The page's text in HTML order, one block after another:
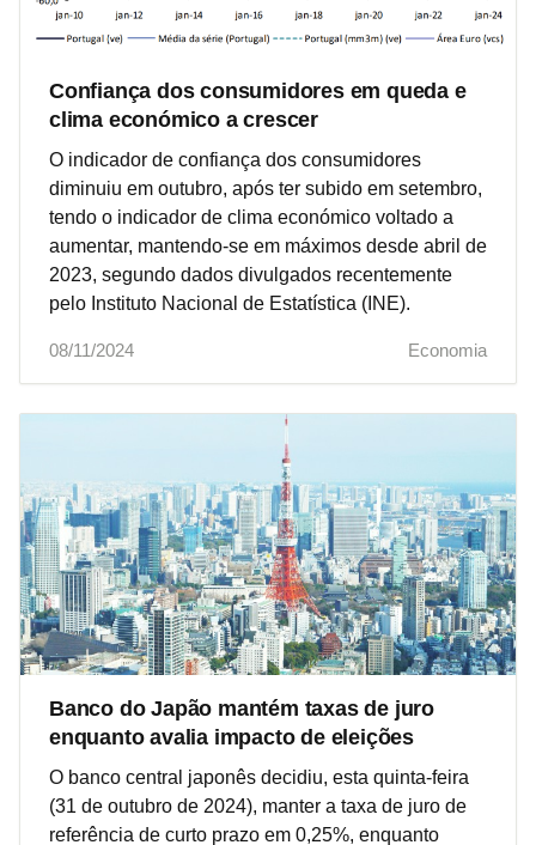
Confiança dos consumidores em queda e
clima económico a crescer
O indicador de confiança dos consumidores
diminuiu em outubro, após ter subido em setembro,
tendo o indicador de clima económico voltado a
aumentar, mantendo-se em máximos desde abril de
2023, segundo dados divulgados recentemente
pelo Instituto Nacional de Estatística (INE).
08/11/2024 Economia
Banco do Japão mantém taxas de juro
enquanto avalia impacto de eleições
O banco central japonês decidiu, esta quinta-feira
(31 de outubro de 2024), manter a taxa de juro de
referência de curto prazo em 0,25%, enquanto